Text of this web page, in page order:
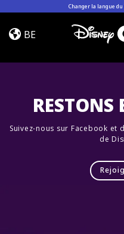
Changer la langue
Road
Trip
BE
RESTONS
Suivez-nous sur Facebook et
de